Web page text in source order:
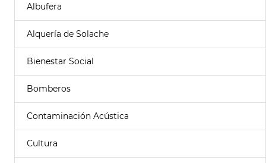
Albufera
Alquería de Solache
Bienestar Social
Bomberos
Contaminación Acústica
Cultura